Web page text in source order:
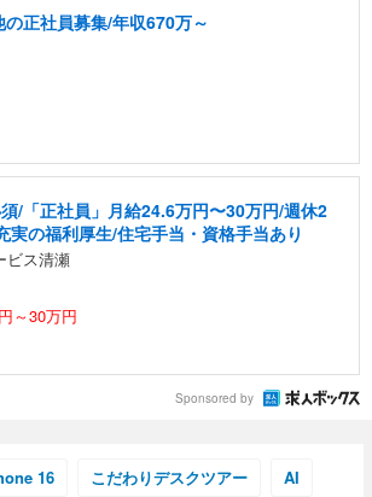
の正社員募集/年収670万～
須/「正社員」月給24.6万円〜30万円/週休2
実の福利厚生/住宅手当・資格手当あり
ビス清瀬
～30万円
Sponsored by
16 こだわりデスクツアー AI